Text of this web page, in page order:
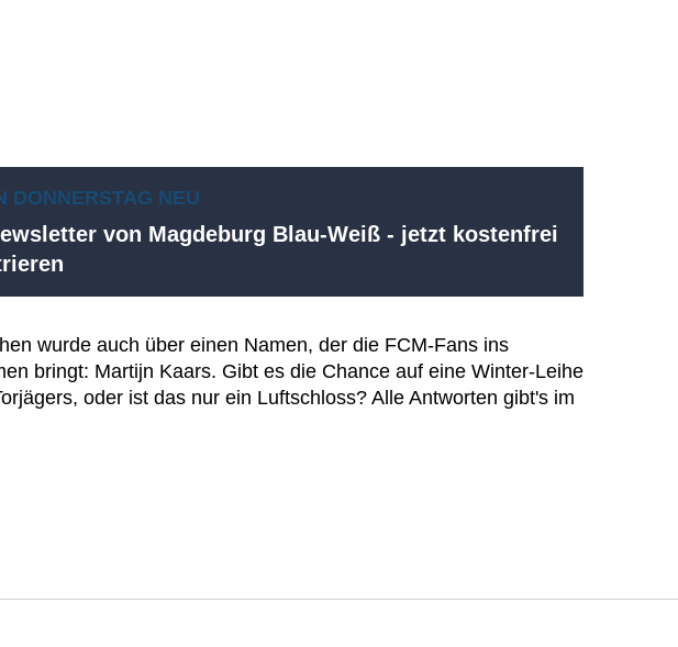
DONNERSTAG NEU
von Magdeburg Blau-Weiß - jetzt kostenfrei
wurde auch über einen Namen, der die FCM-Fans ins
bringt: Martijn Kaars. Gibt es die Chance auf eine Winter-Leihe
oder ist das nur ein Luftschloss? Alle Antworten gibt's im